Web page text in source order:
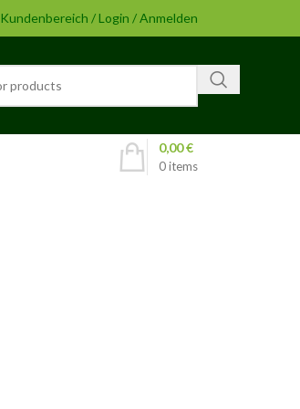
Kundenbereich / Login / Anmelden
0items
0,00€